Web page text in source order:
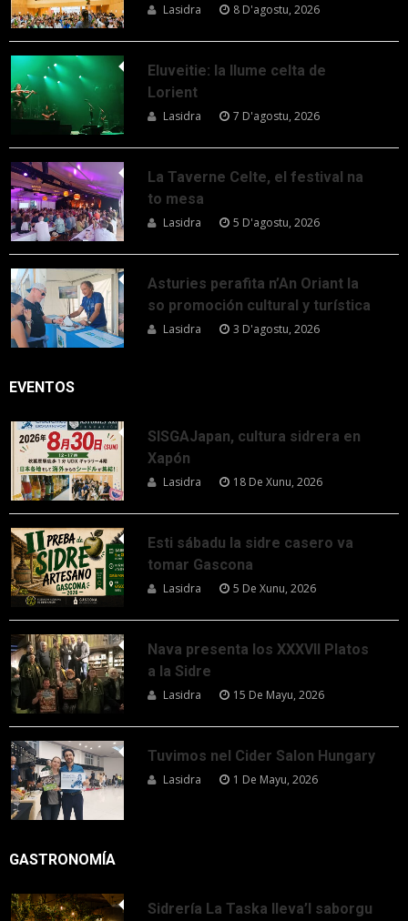
Lasidra 8 D'agostu, 2026
Eluveitie: la llume celta de
Lorient
Lasidra 7 D'agostu, 2026
La Taverne Celte, el festival na
to mesa
Lasidra 5 D'agostu, 2026
Asturies perafita n’An Oriant la
so promoción cultural y turística
Lasidra 3 D'agostu, 2026
EVENTOS
SISGAJapan, cultura sidrera en
Xapón
Lasidra 18 De Xunu, 2026
Esti sábadu la sidre casero va
tomar Gascona
Lasidra 5 De Xunu, 2026
Nava presenta los XXXVII Platos
a la Sidre
Lasidra 15 De Mayu, 2026
Tuvimos nel Cider Salon Hungary
Lasidra 1 De Mayu, 2026
GASTRONOMÍA
Sidrería La Taska lleva’l saborgu